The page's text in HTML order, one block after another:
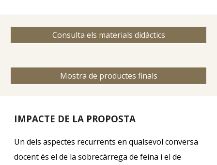
Consulta els materials didàctics
Mostra de productes finals
IMPACTE DE LA PROPOSTA
Un dels aspectes recurrents en qualsevol conversa
docent és el de la sobrecàrrega de feina i el de